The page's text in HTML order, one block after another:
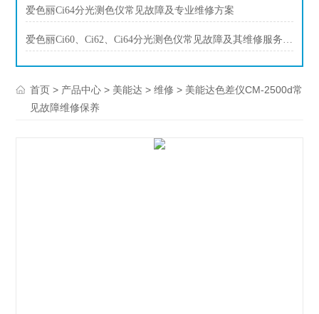
爱色丽Ci64分光测色仪常见故障及专业维修方案
爱色丽Ci60、Ci62、Ci64分光测色仪常见故障及其维修服务方案
首页 > 产品中心 > 美能达 >维修 > 美能达色差仪CM-2500d常
见故障维修保养